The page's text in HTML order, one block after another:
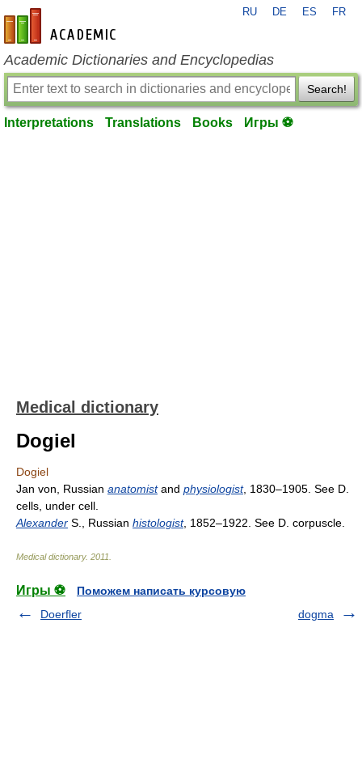
en-academic.com
RU DE ES FR
Academic Dictionaries and Encyclopedias
Search!
Interpretations Translations Books Игры ⚽
Medical dictionary
Dogiel
Dogiel
Jan von, Russian anatomistand physiologist, 1830–1905. See D.
cells, under cell.
Alexander S., Russian histologist, 1852–1922. See D. corpuscle.
Medical dictionary. 2011
Игры ⚽
Поможем написать курсовую
Doerfler
dogma